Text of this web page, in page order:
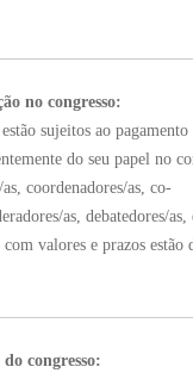
no congresso:
sujeitos ao
do seu papel no
coordenadores/as, co-
as, debatedores/
valores e prazos estão
congresso: